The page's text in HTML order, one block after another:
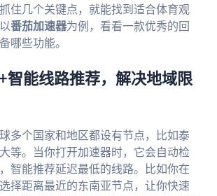
住几个关键点，就能找到适合体育观
番茄加速器为例，看看一款优秀的回
哪些功能。
智能线路推荐，解决地域限
多个国家和地区都设有节点，比如泰
等。当你打开加速器时，它会自动检
智能推荐延迟最低的线路。比如你在
择距离最近的东南亚节点，让你快速